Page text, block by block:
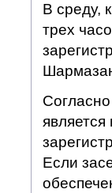
В среду,
трех
Если